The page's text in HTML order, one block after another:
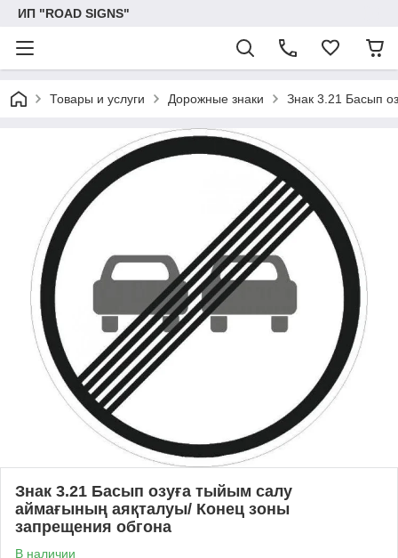
ИП "ROAD SIGNS"
Товары и услуги Дорожные знаки Знак 3.21 Басып
Знак 3.21 Басып озуға тыйым салу
аймағының аяқталуы/ Конец зоны
запрещения обгона
В наличии